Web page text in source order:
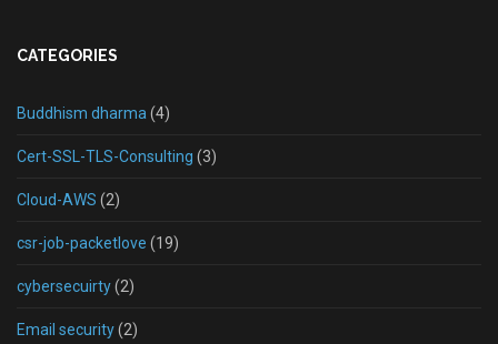
CATEGORIES
Buddhism dharma (4)
Cert-SSL-TLS-Consulting (3)
Cloud-AWS (2)
csr-job-packetlove (19)
cybersecuirty(2)
Email security(2)